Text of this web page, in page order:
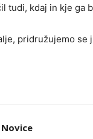
tudi, kdaj in kje
pridružujemo